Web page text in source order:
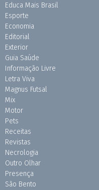
Educa Mais Brasil
Esporte
Economia
Editorial
Exterior
Guia Saúde
Informação Livre
Letra Viva
Magnus Futsal
Mix
Motor
Pets
Receitas
Revistas
Necrologia
Outro Olhar
Presença
São Bento